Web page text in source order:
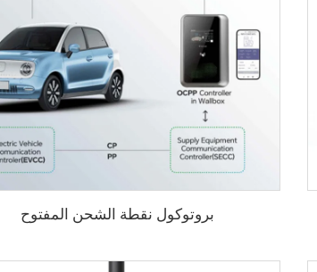
بروتوكول نقطة الشحن المفتوح